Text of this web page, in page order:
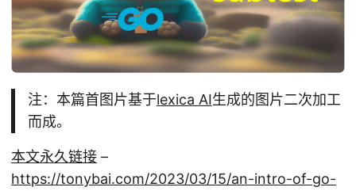
注：本篇首图片基于lexica AI生成的图片二次加工
而成。
本文永久链接 –
https://tonybai.com/2023/03/15/an-intro-of-go-